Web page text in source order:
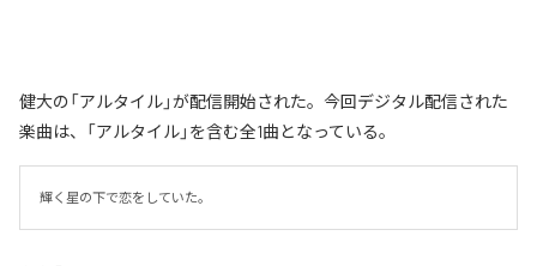
健大の「アルタイル」が配信開始された。今回デジタル配信された
楽曲は、「アルタイル」を含む全1曲となっている。
輝く星の下で恋をしていた。